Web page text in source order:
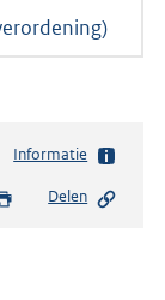
Informatie
Delen